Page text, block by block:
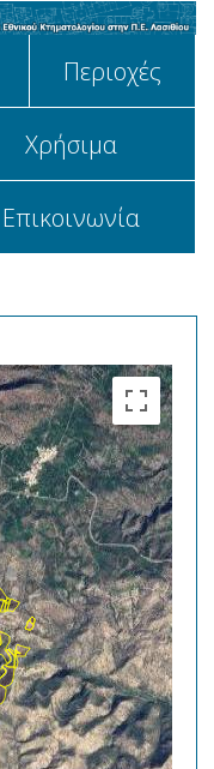
Περιοχές
Χρήσιμα
Επικοινωνία